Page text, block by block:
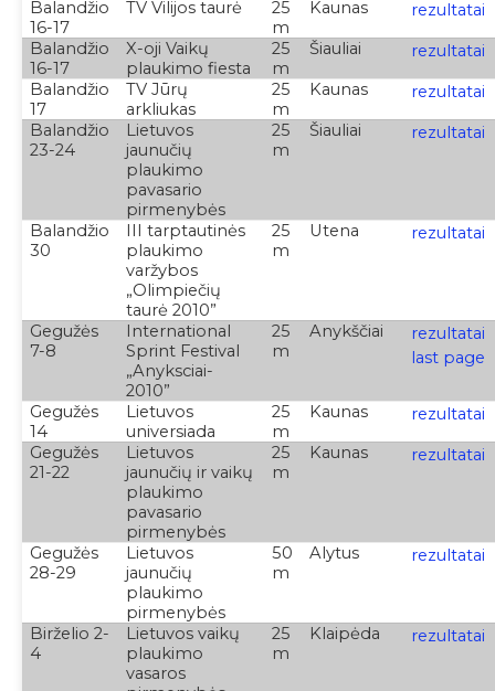
Balandžio
16-17
TV Vilijos taurė
25
m
Kaunas
rezultatai
Balandžio
16-17
X-oji Vaikų
plaukimo fiesta
25
m
Šiauliai
rezultatai
Balandžio
17
TV Jūrų
arkliukas
25
m
Kaunas
rezultatai
Balandžio
23-24
Lietuvos
jaunučių
plaukimo
pavasario
pirmenybės
25
m
Šiauliai rezultatai
Balandžio
30
III tarptautinės
plaukimo
varžybos
„Olimpiečių
taurė 2010”
25
m
Utena rezultatai
Gegužės
7-8
International
Sprint Festival
„Anyksciai-
2010”
25
m
Anykščiai
rezultatai
last page
Gegužės
14
Lietuvos
universiada
25
m
Kaunas
rezultatai
Gegužės
21-22
Lietuvos
jaunučių ir vaikų
plaukimo
pavasario
pirmenybės
25
m
Kaunas rezultatai
Gegužės
28-29
Lietuvos
jaunučių
plaukimo
pirmenybės
50
m
Alytus rezultatai
Birželio 2-
4
Lietuvos vaikų
plaukimo
vasaros
25
m
Klaipėda rezultatai